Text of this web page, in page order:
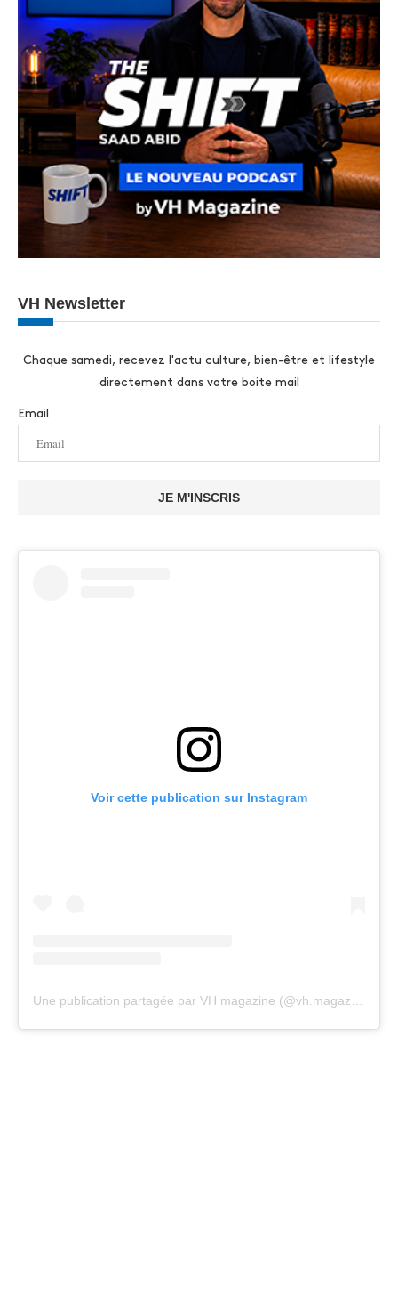
VH Newsletter
Chaque samedi, recevez l'actu culture, bien-être et lifestyle
directement dans votre boite mail
Email
JE M'INSCRIS
Voir cette publication sur Instagram
Une publication partagée par VH magazine (@vh.magazine)